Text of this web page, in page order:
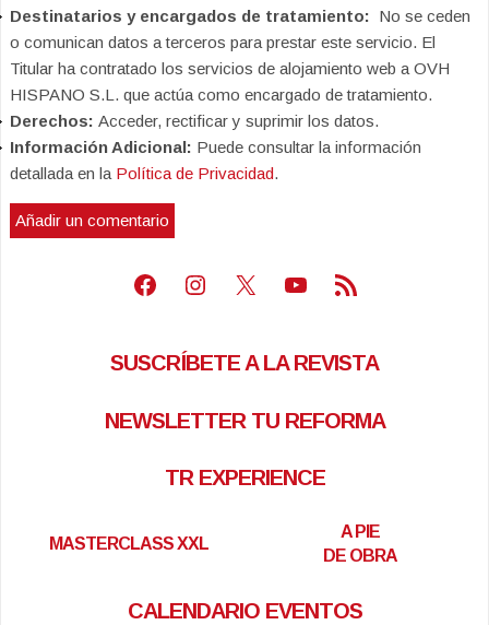
Destinatarios y encargados de tratamiento: No se ceden
o comunican datos a terceros para prestar este servicio. El
Titular ha contratado los servicios de alojamiento web a OVH
HISPANO S.L. que actúa como encargado de tratamiento.
Derechos: Acceder, rectificar y suprimir los datos.
Información Adicional: Puede consultar la información
detallada en la Política de Privacidad.
Facebook
Instagram
X Youtube
Feed RSS
SUSCRÍBETE A LA REVISTA
NEWSLETTER TU REFORMA
TR EXPERIENCE
MASTERCLASS XXL
A PIE
DE OBRA
CALENDARIO EVENTOS